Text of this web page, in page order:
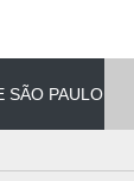
skam ep
skam
SÃO PAULO